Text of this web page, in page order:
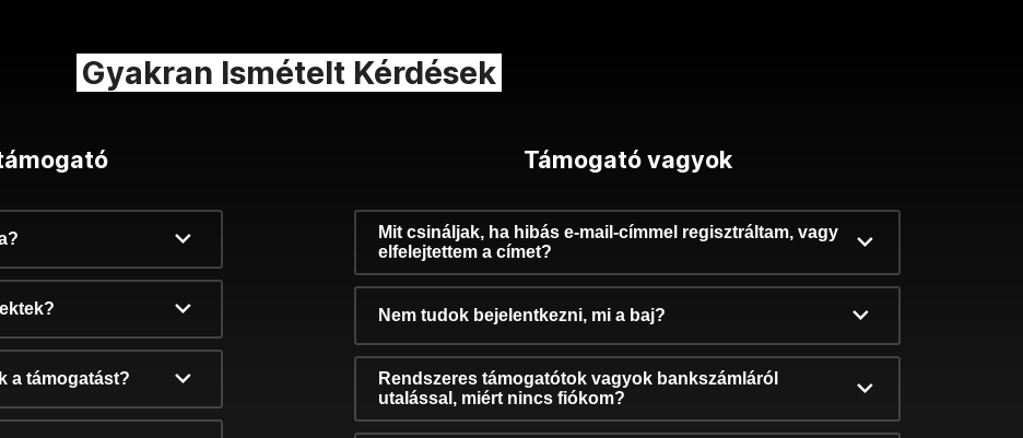
Gyakran Ismételt Kérdések
a támogatást?
Támogató vagyok
Mit csináljak, ha hibás e-mail-címmel regisztráltam, vagy
elfelejtettem a címet?
Nem tudok bejelentkezni, mi a baj?
Rendszeres támogatótok vagyok bankszámláról
utalással, miért nincs fiókom?